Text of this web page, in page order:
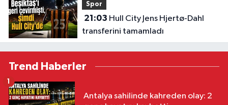
Spor
21:03
transferini tamamladı
Trend Haberler
Antalya sahilinde kahreden olay: 2
1